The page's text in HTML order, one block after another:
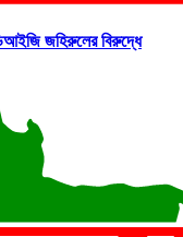
জহিরুলের বিরুদ্ধে